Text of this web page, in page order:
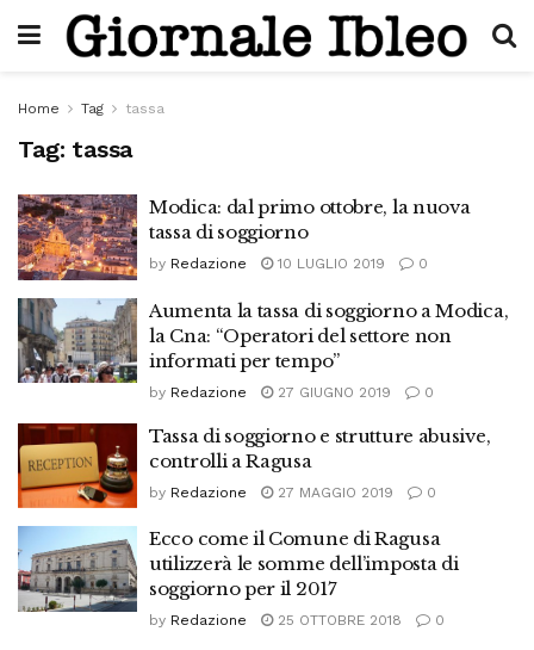
Home Tag tassa
Tag: tassa
Modica: dal primo ottobre, la nuova
tassa di soggiorno
by Redazione 10 LUGLIO 2019 0
Aumenta la tassa di soggiorno a Modica,
la Cna: “Operatori del settore non
informati per tempo”
by Redazione 27 GIUGNO 2019 0
Tassa di soggiorno e strutture abusive,
controlli a Ragusa
by Redazione 27 MAGGIO 2019 0
Ecco come il Comune di Ragusa
utilizzerà le somme dell’imposta di
soggiorno per il 2017
by Redazione 25 OTTOBRE 2018 0